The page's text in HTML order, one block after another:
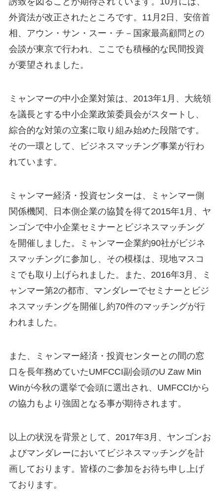
外資法が改正されたところです。11月2日、安倍首
相、アウン・サン・スー・チ－国家最高顧問との
会談が東京で行われ、ここでも積極的な民間投資
が要望されました。
ミャンマーの中小企業対策は、2013年1月、大統領
を議長とする中小企業政策委員会がスタートし、
綜合的な対策の立案に取り組み始めた段階です。
その一環として、ビジネスマッチング事業が行わ
れています。
ミャンマー経済・投資センターは、ミャンマー側
関係機関、日本側企業の協賛を得て2015年1月、ヤ
ンゴンで中小企業セミナーとビジネスマッチング
を開催しました。ミャンマー企業約90社がビジネ
スマッチングに参加し、その模様は、現地マスコ
ミでも取り上げられました。また、2016年3月、ミ
ャンマー第2の都市、マンダレーでセミナーとビジ
ネスマッチングを開催し約70件のマッチングが行
われました。
また、ミャンマー経済・投資センターとの間の窓
口を長年務めていたUMFCCI副会頭のU Zaw Min
Winが今秋の選挙で会頭に選出され、UMFCCIから
の協力もより強固となる事が期待されます。
以上の状況を背景として、2017年3月、ヤンゴンお
よびマンダレーにおいてビジネスマッチングを計
画しております。皆様のご参加をお待ち申し上げ
ております。